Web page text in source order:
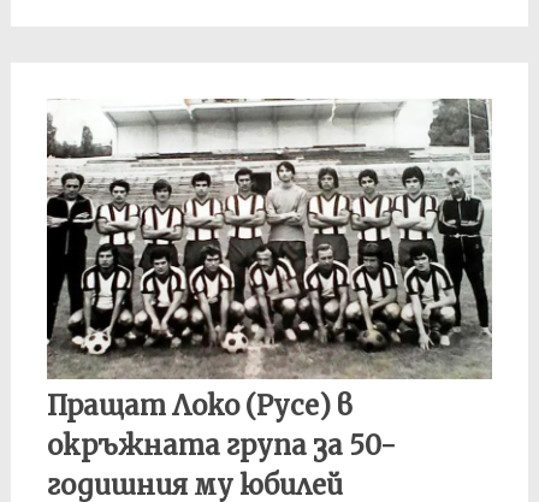
Пращат Локо (Русе) в
окръжната група за 50-
годишния му юбилей